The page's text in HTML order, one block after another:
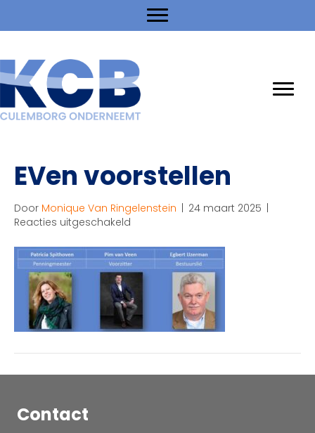
EVen voorstellen
Door Monique Van Ringelenstein | 24 maart 2025 |
Reacties uitgeschakeld
voorstellen
Contact